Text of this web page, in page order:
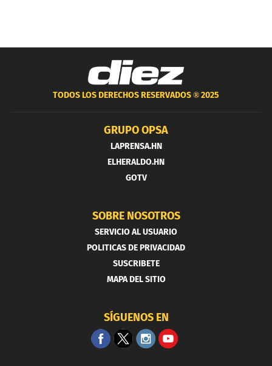
TODOS LOS DERECHOS RESERVADOS ®2025
GRUPO OPSA
LAPRENSA.HN
ELHERALDO.HN
GOTV
SOBRE NOSOTROS
SERVICIO AL USUARIO
POLITICAS DE PRIVACIDAD
SUSCRIBETE
MAPA DEL SITIO
SÍGUENOS EN